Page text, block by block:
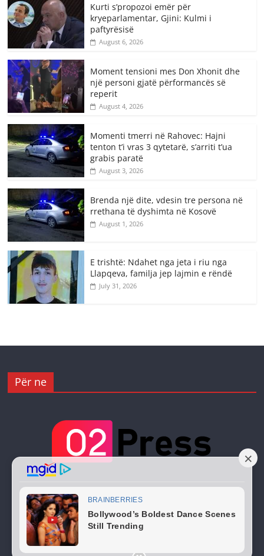
Kurti s’propozoi emër për
kryeparlamentar, Gjini: Kulmi i
paftyrësisë
August 6, 2026
Moment tensioni mes Don Xhonit dhe
një personi gjatë përformancës së
reperit
August 4, 2026
Momenti tmerri në Rahovec: Hajni
tenton t’i vras 3 qytetarë, s’arriti t’ua
grabis paratë
August 3, 2026
Brenda një dite, vdesin tre persona në
rrethana të dyshimta në Kosovë
August 1, 2026
E trishtë: Ndahet nga jeta i riu nga
Llapqeva, familja jep lajmin e rëndë
July 31, 2026
Për ne
Copyright © 202602 Press
Theme:ColorMag